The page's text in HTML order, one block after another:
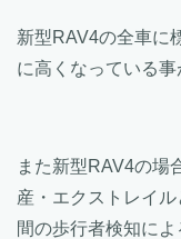
新型RAV4の全車に
に高くなっている事
また新型RAV4の場
産・エクストレイ
間の歩行者検知によ